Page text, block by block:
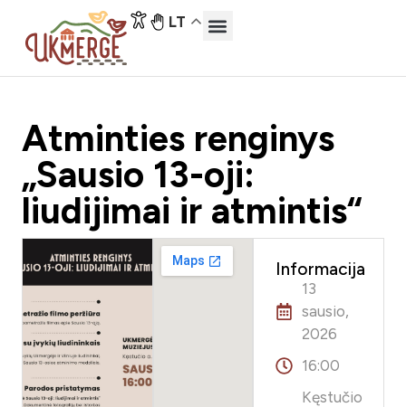
LT
Atminties renginys
„Sausio 13-oji:
liudijimai ir atmintis“
Informacija
13
sausio,
2026
16:00
Kęstučio